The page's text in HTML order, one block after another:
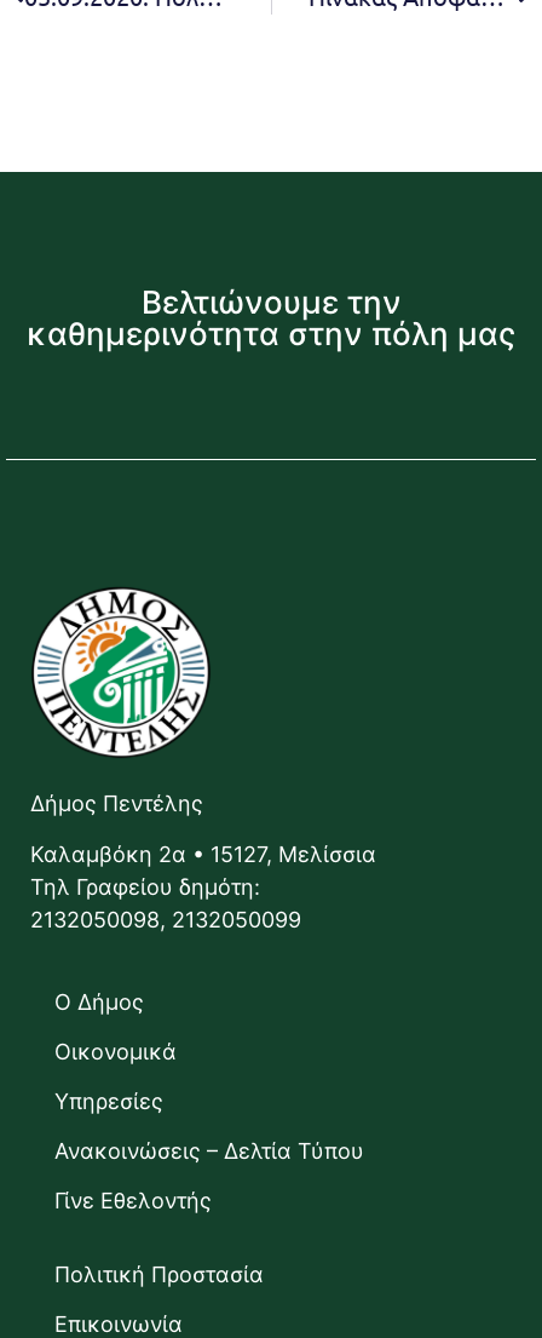
Βελτιώνουμε την
καθημερινότητα στην πόλη μας
Δήμος Πεντέλης
Καλαμβόκη 2α • 15127, Μελίσσια
Τηλ Γραφείου δημότη:
2132050098, 2132050099
Ο Δήμος
Οικονομικά
Υπηρεσίες
Ανακοινώσεις – Δελτία Τύπου
Γίνε Εθελοντής
Πολιτική Προστασία
Επικοινωνία